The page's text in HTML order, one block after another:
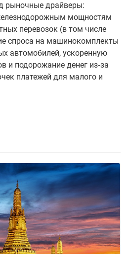
рыночные драйверы:
мощностям
перевозок (в том числе
спроса на машинокомплекты
автомобилей, ускоренную
и подорожание денег из‑за
платежей для малого и